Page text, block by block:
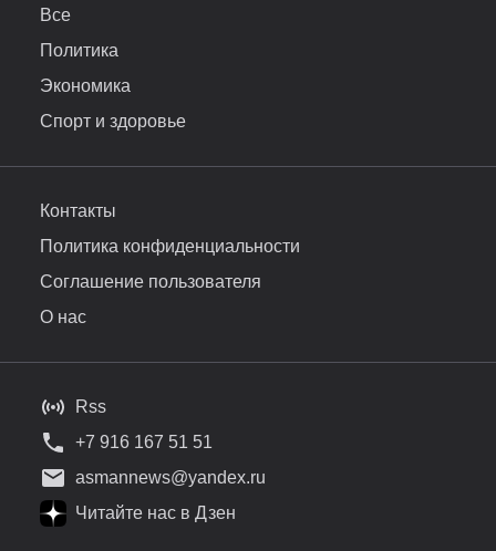
Все
Политика
Экономика
Спорт и здоровье
Контакты
Политика конфиденциальности
Соглашение пользователя
О нас
Rss
+7 916 167 51 51
asmannews@yandex.ru
Читайте нас в Дзен